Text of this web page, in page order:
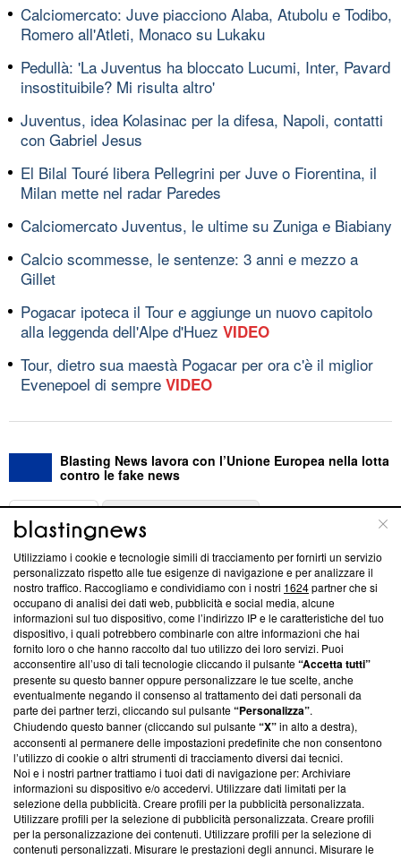
Calciomercato: Juve piacciono Alaba, Atubolu e Todibo,
Romero all'Atleti, Monaco su Lukaku
Pedullà: 'La Juventus ha bloccato Lucumi, Inter, Pavard
insostituibile? Mi risulta altro'
Juventus, idea Kolasinac per la difesa, Napoli, contatti
con Gabriel Jesus
El Bilal Touré libera Pellegrini per Juve o Fiorentina, il
Milan mette nel radar Paredes
Calciomercato Juventus, le ultime su Zuniga e Biabiany
Calcio scommesse, le sentenze: 3 anni e mezzo a
Gillet
Pogacar ipoteca il Tour e aggiunge un nuovo capitolo
alla leggenda dell'Alpe d'Huez VIDEO
Tour, dietro sua maestà Pogacar per ora c'è il miglior
Evenepoel di sempre VIDEO
Blasting News lavora con l’Unione Europea nella lotta
contro le fake news
ABOUT
Questa sezione offre informazioni trasparenti su Blasting
News, sui nostri processi editoriali e su come ci impegniamo a
creare news di qualità. Inoltre, afferma la nostra aderenza a
‘Trust Project - News with Integrity’Blasting News non è
ancora membro del programma, ma ha richiesto di farne
parte; Trust Project non ha ancora effettuato una verifica di
conformità agli standard.
Su di noi
Team editoriale
Corporate
Redazione
Informativa Privacy
Utilizziamo i cookie e tecnologie simili di tracciamento per fornirti un servizio
personalizzato rispetto alle tue esigenze di navigazione e per analizzare il
nostro traffico. Raccogliamo e condividiamo con i nostri 1624partner che si
occupano di analisi dei dati web, pubblicità e social media, alcune
informazioni sul tuo dispositivo, come l’indirizzo IP e le caratteristiche del tuo
dispositivo, i quali potrebbero combinarle con altre informazioni che hai
fornito loro o che hanno raccolto dal tuo utilizzo dei loro servizi. Puoi
acconsentire all’uso di tali tecnologie cliccando il pulsante“Accetta tutti”
presente su questo banner oppure personalizzare le tue scelte, anche
eventualmente negando il consenso al trattamento dei dati personali da
parte dei partner terzi, cliccando sul pulsante“Personalizza”.
Chiudendo questo banner (cliccando sul pulsante“X”in alto a destra),
acconsenti al permanere delle impostazioni predefinite che non consentono
l’utilizzo di cookie o altri strumenti di tracciamento diversi dai tecnici.
Noi e i nostri partner trattiamo i tuoi dati di navigazione per: Archiviare
informazioni su dispositivo e/o accedervi. Utilizzare dati limitati per la
selezione della pubblicità. Creare profili per la pubblicità personalizzata.
Utilizzare profili per la selezione di pubblicità personalizzata. Creare profili
per la personalizzazione dei contenuti. Utilizzare profili per la selezione di
contenuti personalizzati. Misurare le prestazioni degli annunci. Misurare le